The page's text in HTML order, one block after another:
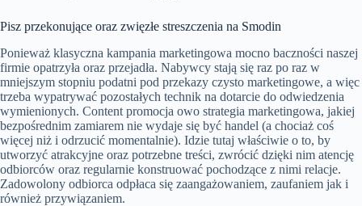
Pisz przekonujące oraz zwięzłe streszczenia na Smodin
Ponieważ klasyczna kampania marketingowa mocno baczności naszej
firmie opatrzyła oraz przejadła. Nabywcy stają się raz po raz w
mniejszym stopniu podatni pod przekazy czysto marketingowe, a więc
trzeba wypatrywać pozostałych technik na dotarcie do odwiedzenia
wymienionych. Content promocja owo strategia marketingowa, jakiej
bezpośrednim zamiarem nie wydaje się być handel (a chociaż coś
więcej niż i odrzucić momentalnie). Idzie tutaj właściwie o to, by
utworzyć atrakcyjne oraz potrzebne treści, zwrócić dzięki nim atencję
odbiorców oraz regularnie konstruować pochodzące z nimi relacje.
Zadowolony odbiorca odpłaca się zaangażowaniem, zaufaniem jak i
również przywiązaniem.